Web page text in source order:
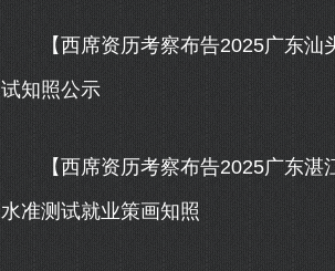
【西席资历考察布告2025广东汕
试知照公示
【西席资历考察布告2025广东湛
水准测试就业策画知照